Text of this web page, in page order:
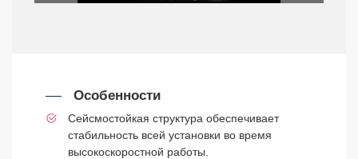
Особенности
Сейсмостойкая структура обеспечивает
стабильность всей установки во время
высокоскоростной работы.